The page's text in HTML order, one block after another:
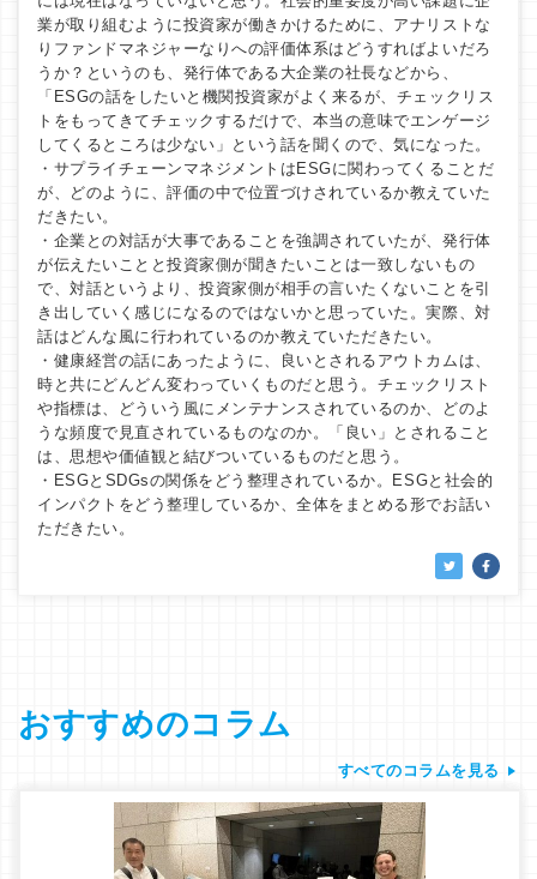
業が取り組むように投資家が働きかけるために、アナリストな
りファンドマネジャーなりへの評価体系はどうすればよいだろ
うか？というのも、発行体である大企業の社長などから、
「ESGの話をしたいと機関投資家がよく来るが、チェックリス
トをもってきてチェックするだけで、本当の意味でエンゲージ
してくるところは少ない」という話を聞くので、気になった。
・サプライチェーンマネジメントはESGに関わってくることだ
が、どのように、評価の中で位置づけされているか教えていた
だきたい。
・企業との対話が大事であることを強調されていたが、発行体
が伝えたいことと投資家側が聞きたいことは一致しないもの
で、対話というより、投資家側が相手の言いたくないことを引
き出していく感じになるのではないかと思っていた。実際、対
話はどんな風に行われているのか教えていただきたい。
・健康経営の話にあったように、良いとされるアウトカムは、
時と共にどんどん変わっていくものだと思う。チェックリスト
や指標は、どういう風にメンテナンスされているのか、どのよ
うな頻度で見直されているものなのか。「良い」とされること
は、思想や価値観と結びついているものだと思う。
・ESGとSDGsの関係をどう整理されているか。ESGと社会的
インパクトをどう整理しているか、全体をまとめる形でお話い
ただきたい。
おすすめのコラム
すべてのコラムを見る